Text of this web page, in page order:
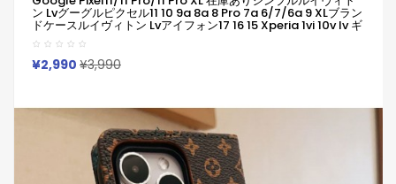
ン Lvグーグルピクセル11 10 9a 8a 8 Pro 7a 6/7/6a 9 XLブラン
ドケースルイヴィトン Lvアイフォン17 16 15 Xperia 1vi 10v Iv ギ
ャラクシーa55 A54 A51 Google Pixel 10 Pro 6 7 8a 9 Proケー
ス革製ファッション潮流男女兼用人気
Iphone/Galaxy/Xperia/Google Pixelなど全機種対応
¥2,990 ¥3,990